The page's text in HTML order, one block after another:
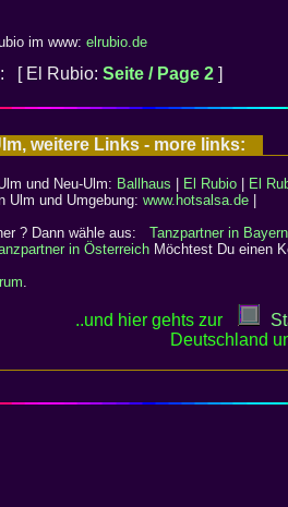
im www: elrubio.de
[ El Rubio: Seite / Page 2]
weitere Links - more links:
und Neu-Ulm: Ballhaus El Rubio
El
Ulm und Umgebung: www.hotsalsa.de
? Dann wähle aus: Tanzpartner in
in Österreich Möchtest Du einen
.
..und hier gehts zur
Deutschland